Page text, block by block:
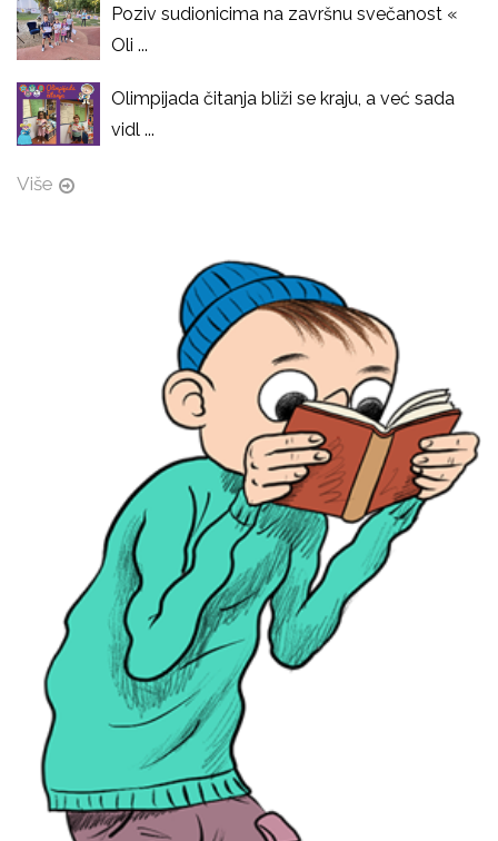
Poziv sudionicima na završnu svečanost «
Oli ...
Olimpijada čitanja bliži se kraju, a već sada
vidl ...
Više